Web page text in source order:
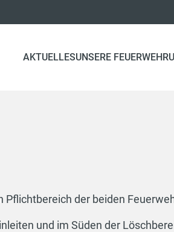
AKTUELLESUNSERE FEUERWEHR
der beiden
und im Süden der